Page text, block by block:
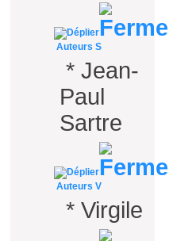
Auteurs S
* Jean-
Paul
Sartre
Auteurs V
* Virgile